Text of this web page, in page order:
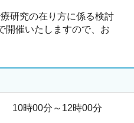
研究の在り方に係る検討
開催いたしますので、お
10時00分～12時00分